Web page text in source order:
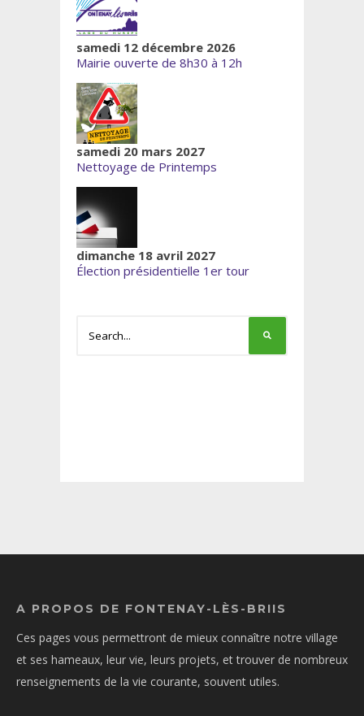
samedi 12 décembre 2026
Mairie ouverte de 8h30 à 12h
samedi 20 mars 2027
Nettoyage de Printemps
dimanche 18 avril 2027
Élection présidentielle 1er tour
A PROPOS DE FONTENAY-LÈS-BRIIS
Ces pages vous permettront de mieux connaître notre village
et ses hameaux, leur vie, leurs projets, et trouver de nombreux
renseignements de la vie courante, souvent utiles.